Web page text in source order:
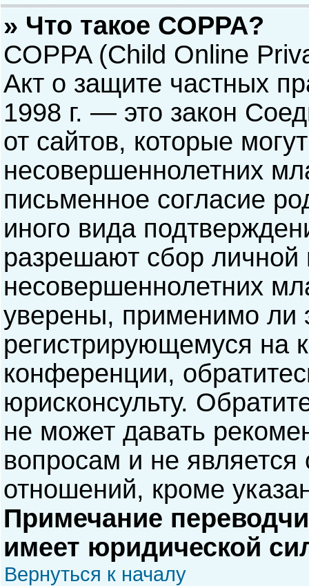
» Что такое COPPA?
COPPA (Child Online
Акт о защите частных
1998 г. — это закон
от сайтов, которые
несовершеннолетних
письменное согласие
иного вида
разрешают сбор
несовершеннолетних
уверены, применимо ли
регистрирующемуся на
конференции,
юрисконсульту.
не может давать
вопросам и не
отношений, кроме
Примечание
имеет юридической
Вернуться к началу